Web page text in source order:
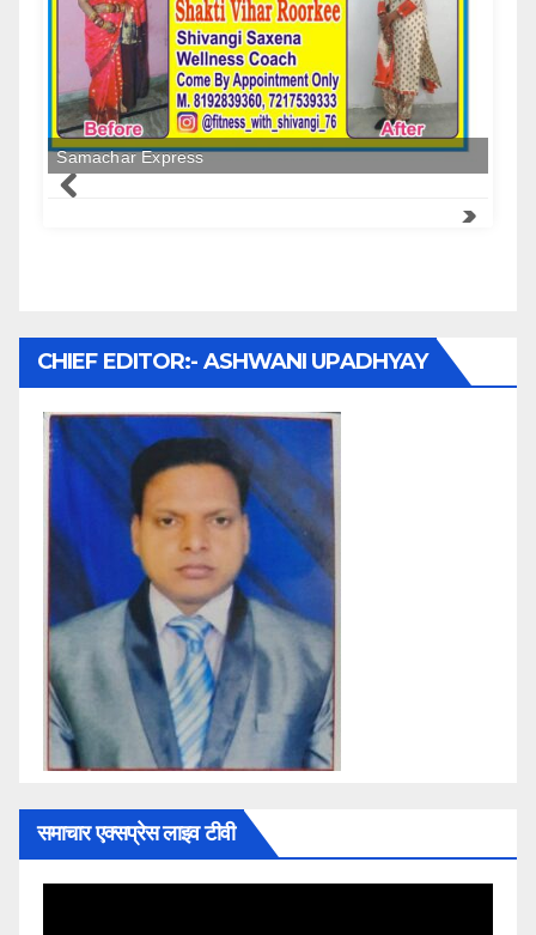
Samachar Express
CHIEF EDITOR:- ASHWANI UPADHYAY
समाचार एक्सप्रेस लाइव टीवी